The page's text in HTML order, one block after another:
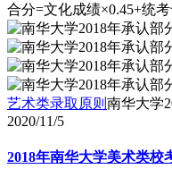
合分=文化成绩×0.45+统
艺术类录取原则 南华大学
2020/11/5
2018年南华大学美术类校